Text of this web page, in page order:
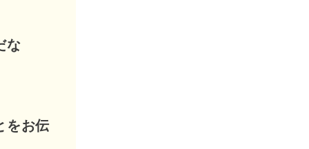
な
をお伝